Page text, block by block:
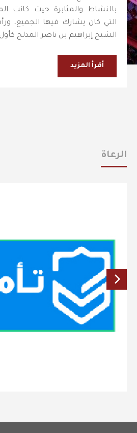
بالنشاط والمثابرة حيث كانت
التي كان يشارك فيها الجميع،
الشيخ إبراهيم بن ناصر المدلج
أقرأ المزيد
الرعاة